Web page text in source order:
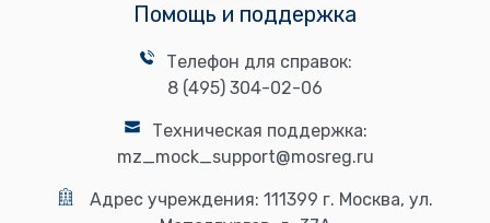
Помощь и поддержка
Телефон для справок:
8 (495) 304-02-06
Техническая поддержка:
mz_mock_support@mosreg.ru
Адрес учреждения: 111399 г. Москва, ул.